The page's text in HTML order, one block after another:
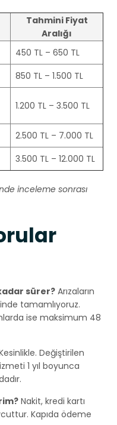
Tahmini Fiyat
Aralığı
450 TL – 650 TL
850 TL – 1.500 TL
1.200 TL – 3.500 TL
2.500 TL – 7.000 TL
3.500 TL – 12.000 TL
inceleme sonrası
sürer? Arızaların
tamamlıyoruz.
ise maksimum 48
Değiştirilen
1 yıl boyunca
Nakit, kredi kartı
Kapıda ödeme